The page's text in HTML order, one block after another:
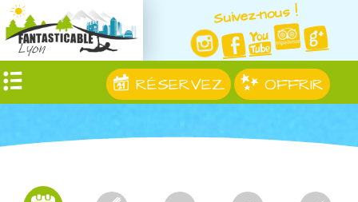
Suivez-nous !
RÉSERVEZ OFFRIR